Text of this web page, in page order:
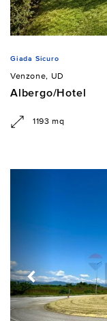
Giada Sicuro
Venzone, UD
Albergo/Hotel
1193 mq